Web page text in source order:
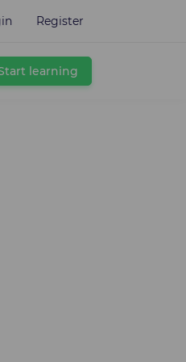
Register
learning